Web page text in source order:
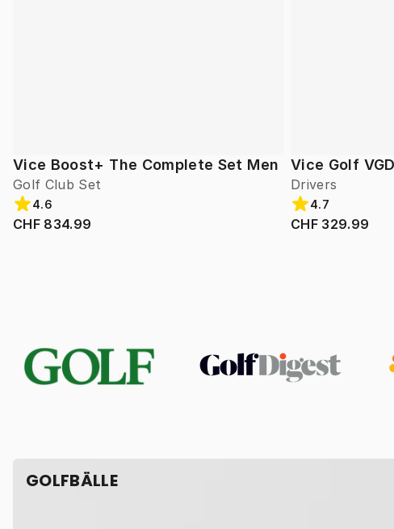
Vice Boost+ The Complete Set Men
Golf Club Set
4.6
CHF 834.99
Vice Golf
Drivers
4.7
CHF 329.99
GOLFBÄLLE